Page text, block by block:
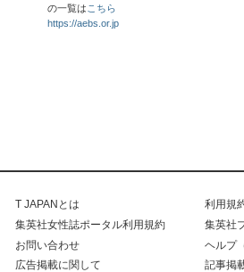
の一覧は こちら
https://aebs.or.jp
T JAPANとは
利用規
集英社女性誌ポータル利用規約
集英社
お問い合わせ
ヘルプ
広告掲載に関して
記事掲